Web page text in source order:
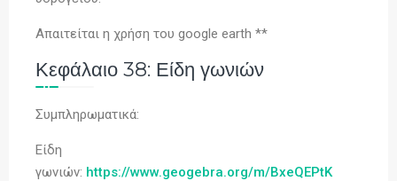
Απαιτείται η χρήση του google earth **
Κεφάλαιο 38: Είδη γωνιών
Συμπληρωματικά:
Είδη
γωνιών: https://www.geogebra.org/m/BxeQEPtK